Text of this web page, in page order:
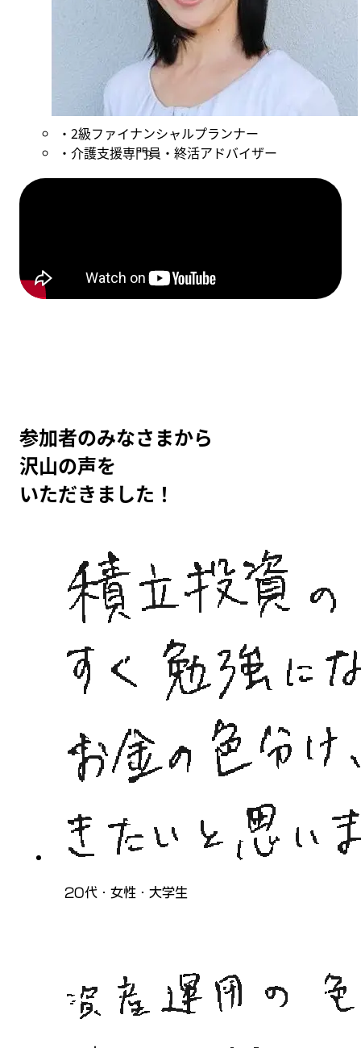
2級ファイナンシャルプランナー
介護支援専門員
終活アドバイザー
参加者のみなさまから
沢山の声を
いただきました！
20代・女性・大学生